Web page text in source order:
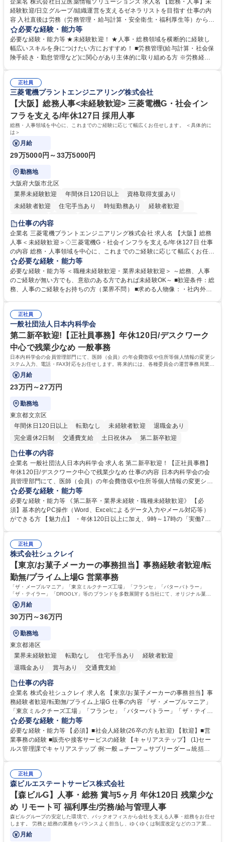
企業名 株式会社日立医薬情報ソリューションズ 求人名 【総務・人事】未
経験歓迎/日立グループ/組織運営を支えるゼネラリストを目指す 仕事の内
容 入社直後は労務（労務管理・給与計算・安全衛生・福利厚生等）からお
任せいたします。将来は総務・採用・教育業務へ守備範囲を広げ、組織運
営を支えるゼネラリストをめざせます。 ・初期業務：労働時間管理、給与
計算、社会保険対応、福利厚生管理、安全衛生、健康経営推進等をお任せ
します。ご経験に応じて、休職者管理など、幅広く経験を積んでいただき
幅広く経験を積みたい意欲がある方に最適な環境です。 募集職種 【総
務・人事】未経験歓迎/日立グループ/組織運営を支えるゼネラリストを目
指す
必要な経験・能力等
必要な経験・能力等 ★未経験歓迎！ ★人事・総務領域を横断的に経験し
幅広いスキルを身につけたい方におすすめ！ ■労務管理(給与計算・社会保
険手続き・勤怠管理など)に関心があり主体的に取り組める方 ※労務経験
のご経験 ■労務管理（給与計算・社会保険手続き・勤怠管理など）の経験
■衛生管理者の資格をお持ちの方 学歴・資格 学歴：大学院 大学 高専 短大
専修学校 高校 語学力： 資格：
正社員
三菱電機プラントエンジニアリング株式会社
【大阪】総務人事<未経験歓迎> 三菱電機G・社会イン
フラを支える/年休127日 採用人事
総務・人事領域を中心に、これまでのご経験に応じて幅広くお任せします。 ＜具体的に
は＞
月給
29万5000円～33万5000円
勤務地
大阪府大阪市北区
業界未経験歓迎
年間休日120日以上
資格取得支援あり
未経験者歓迎
住宅手当あり 時短勤務あり
経験者歓迎
退職金あり
駅近5分以内
土日祝休み 服装自由 寮・社宅あり 食事補助あり
仕事の内容
企業名 三菱電機プラントエンジニアリング株式会社 求人名 【大阪】総務
人事＜未経験歓迎＞◇三菱電機G・社会インフラを支える/年休127日 仕事
の内容 総務・人事領域を中心に、これまでのご経験に応じて幅広くお任せ
します。 ＜具体的には＞ ・総務/人事労務（給与・社保・勤怠管理など）
・採用・教育研修 ・福利厚生運用 など ※基本的には事務所勤務ですが、
採用や教育等の業務内容により、関西圏以外への日帰り・宿泊を伴う国内
出張もございます。 ※担当業務を持ちつつ、お互いに助け合いながら、総
必要な経験・能力等
必要な経験・能力等 ＜職種未経験歓迎・業界未経験歓迎＞ ～総務、人事
のご経験が無い方でも、意欲のある方であれば未経験OK～ ■歓迎条件：総
務、人事のご経験をお持ちの方（業界不問） ■求める人物像：・社内外の
正社員
一般社団法人日本内科学会
第二新卒歓迎!【正社員事務】年休120日/デスクワーク
中心で残業少なめ 一般事務
日本内科学会の会員管理部門にて、医師（会員）の年会費徴収や住所等個人情報の変更シ
ステム入力、電話・FAX対応をお任せします。将来的には、各種委員会の運営事務局業務
などにも幅広く携わっていただきます。
月給
23万円～27万円
勤務地
東京都文京区
年間休日120日以上
転勤なし 未経験者歓迎
退職金あり
完全週休2日制
交通費支給 土日祝休み 第二新卒歓迎
仕事の内容
企業名 一般社団法人日本内科学会 求人名 第二新卒歓迎！【正社員事務】
年休120日/デスクワーク中心で残業少なめ 仕事の内容 日本内科学会の会
員管理部門にて、医師（会員）の年会費徴収や住所等個人情報の変更シス
テム入力、電話・FAX対応をお任せします。将来的には、各種委員会の運
営事務局業務などにも幅広く携わっていただきます。 【会員管理・データ
入力業務】 ・医師（会員）の住所変更、個人情報のシステム登録・更新
・年会費の徴収管理や入金データの照合確認 【問い合わせ対応】 ・会員
年休120日/デスクワーク中心で残業少なめ
必要な経験・能力等
必要な経験・能力等 《第二新卒・業界未経験・職種未経験歓迎》 【必
須】基本的なPC操作（Word、Excelによるデータ入力やメール対応等）
ができる方 【魅力点】 ・年休120日以上に加え、9時～17時の「実働7時
整、資料作成、当日の運営サポート 学歴・資格 学歴：大学院 大学 語学
力： 資格：
正社員
株式会社シュクレイ
【東京/お菓子メーカーの事務担当】事務経験者歓迎/転
勤無/プライム上場G 営業事務
「ザ・メープルマニア」「東京ミルクチーズ工場」「フランセ」「バターバトラー」
「ザ・テイラー」「DROOLY」等のブランドを多数展開する当社にて、オリジナル菓子
ブランド商品の事務業務をお任せいたします。
月給
30万円～36万円
勤務地
東京都港区
業界未経験歓迎
転勤なし 住宅手当あり
経験者歓迎
退職金あり
賞与あり 交通費支給
仕事の内容
企業名 株式会社シュクレイ 求人名 【東京/お菓子メーカーの事務担当】事
務経験者歓迎/転勤無/プライム上場G 仕事の内容 「ザ・メープルマニア」
「東京ミルクチーズ工場」「フランセ」「バターバトラー」「ザ・テイラ
ー」「DROOLY」等のブランドを多数展開する当社にて、オリジナル菓子
ブランド商品の事務業務をお任せいたします。 【具体的な業務内容】 ■店
舗からの発注受付/PC入力業務 ■受電対応(社内/社外) ■商品のマスター登
録 ■日々の売上抽出・報告 ■提携企業への書類送付業務 ■契約書管理業務
必要な経験・能力等
必要な経験・能力等 【必須】■社会人経験(26卒の方も歓迎) 【歓迎】■営
業事務の経験 ■販売や接客サービスの経験 【キャリアステップ】 (1)セー
ルス管理課でキャリアステップ 例:一般→チーフ→サブリーダー→統括リ
や個別面談を通してご自身のキャリアと向き合っていただき、会社として
もバックアップしていきます。 学歴・資格 学歴：大学院 大学 高専 短大
専修学校 高校 語学力： 資格：
正社員
森ビルエステートサービス株式会社
【森ビルG】人事・総務 賞与5ヶ月 年休120日 残業少な
め リモート可 福利厚生/労務/給与管理人事
森ビルグループの安定した環境で、バックオフィスから会社を支える人事・総務をお任せ
します。 労務と総務の業務をバランスよく担当し、ゆくゆくは制度改定などのコア業務
にも挑戦できる、やりがいある環境です。
月給